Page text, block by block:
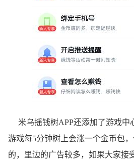
米乌摇钱树APP还添加了游戏中
游戏每5分钟树上会涨一个金币包
的，里边的广告较多，如果大家接